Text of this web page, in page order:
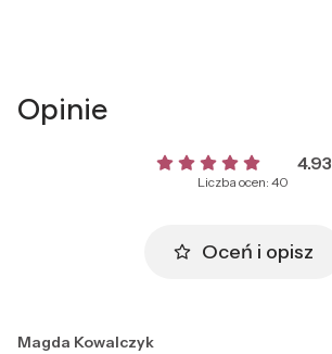
Opinie
4.93
Liczba ocen: 40
Oceń i opisz
Magda Kowalczyk